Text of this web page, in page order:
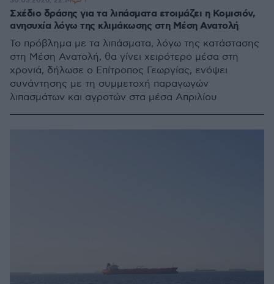
Σχέδιο δράσης για τα λιπάσματα ετοιμάζει η Κομισιόν,
ανησυχία λόγω της κλιμάκωσης στη Μέση Ανατολή
Το πρόβλημα με τα λιπάσματα, λόγω της κατάστασης
στη Μέση Ανατολή, θα γίνει χειρότερο μέσα στη
χρονιά, δήλωσε ο Επίτροπος Γεωργίας, ενόψει
συνάντησης με τη συμμετοχή παραγωγών
λιπασμάτων και αγροτών στα μέσα Απριλίου